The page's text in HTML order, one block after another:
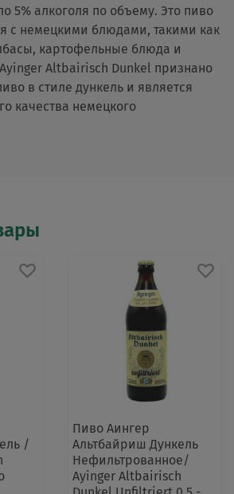
5% алкоголя по объему. Это пиво
с немецкими блюдами, такими как
картофельные блюда и
Altbairisch Dunkel признано
в стиле дункель и является
качества немецкого
/
Пиво Аингер
Альтбайриш Дункель
Нефильтрованное/
Ayinger Altbairisch